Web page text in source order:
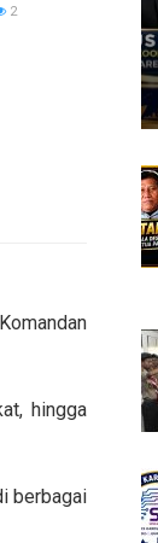
2
hingga
berbagai